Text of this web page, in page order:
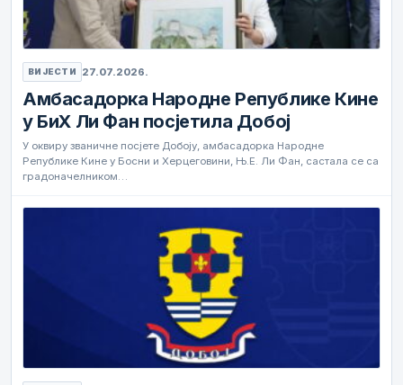
ВИЈЕСТИ 27.07.2026.
Амбасадорка Народне Републике Кине
у БиХ Ли Фан посјетила Добој
У оквиру званичне посјете Добоју, амбасадорка Народне
Републике Кине у Босни и Херцеговини, Њ.Е. Ли Фан, састала се са
градоначелником…